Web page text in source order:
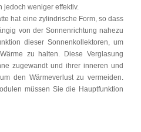
weniger effektiv.
hat eine zylindrische Form, so dass
von der Sonnenrichtung nahezu
dieser Sonnenkollektoren, um
zu halten. Diese Verglasung
zugewandt und ihrer inneren und
den Wärmeverlust zu vermeiden.
müssen Sie die Hauptfunktion